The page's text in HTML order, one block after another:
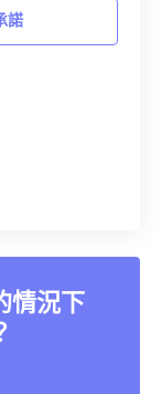
諾
情況下